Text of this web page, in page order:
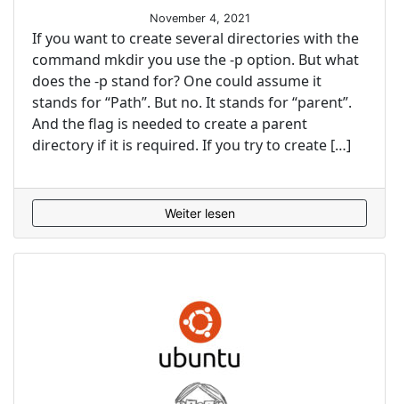
November 4, 2021
If you want to create several directories with the
command mkdir you use the -p option. But what
does the -p stand for? One could assume it
stands for “Path”. But no. It stands for “parent”.
And the flag is needed to create a parent
directory if it is required. If you try to create […]
Weiter lesen